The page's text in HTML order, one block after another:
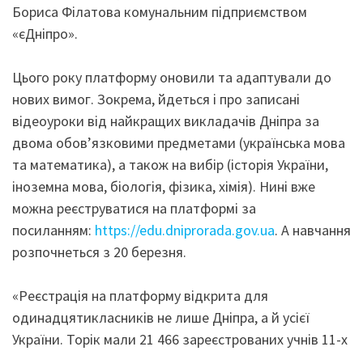
Бориса Філатова комунальним підприємством
«єДніпро».
Цього року платформу оновили та адаптували до
нових вимог. Зокрема, йдеться і про записані
відеоуроки від найкращих викладачів Дніпра за
двома обов’язковими предметами (українська мова
та математика), а також на вибір (історія України,
іноземна мова, біологія, фізика, хімія). Нині вже
можна реєструватися на платформі за
посиланням: https://edu.dniprorada.gov.ua. А навчання
розпочнеться з 20 березня.
«Реєстрація на платформу відкрита для
одинадцятикласників не лише Дніпра, а й усієї
України. Торік мали 21 466 зареєстрованих учнів 11-х